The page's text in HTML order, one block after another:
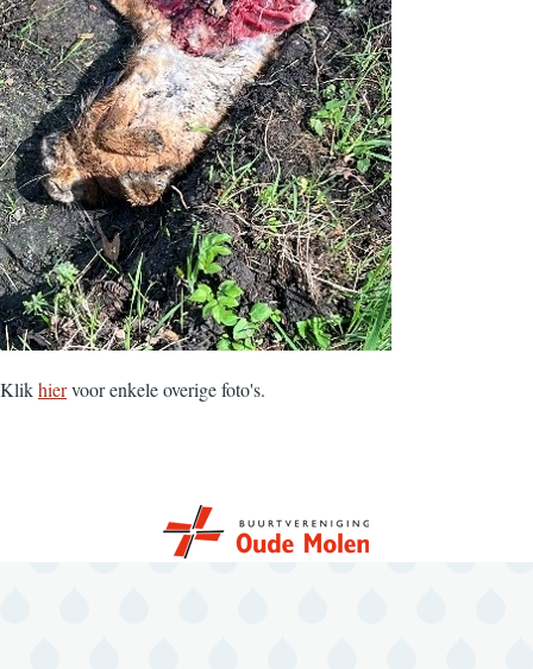
Klikhiervoor enkele overige foto's.